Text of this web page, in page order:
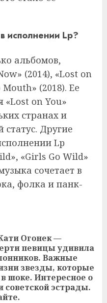
исполнении Lp?
альбомов,
(2014), «Lost on
(2018). Ее
«Lost on You»
странах и
Другие
Lp
«Girls Go Wild»
сочетает в
фолка и панк-
Огонек —
певицы удивила
Важные
звезды, которые
в шоке. Интересное о
советской эстрады.